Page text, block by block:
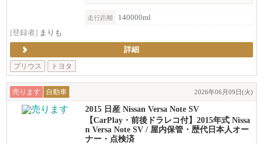
走行距離
140000ml
[登録者] まりも
詳細
プリウス
トヨタ
売ります 自動車 2026年06月09日(火)
2015 日産 Nissan Versa Note SV
【CarPlay・前後ドラレコ付】2015年式 Nissa
n Versa Note SV / 屋内保管・歴代日本人オー
ナー・点検済